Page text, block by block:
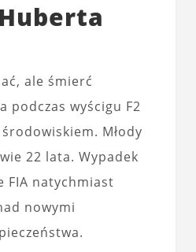
ale śmierć
podczas wyścigu F2
środowiskiem. Młody
22 lata. Wypadek
FIA natychmiast
nowymi